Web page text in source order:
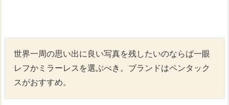
世界一周の思い出に良い写真を残したいのならば一眼
レフかミラーレスを選ぶべき。ブランドはペンタック
スがおすすめ。